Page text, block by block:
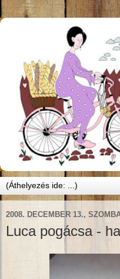
2008. DECEMBER 13.,
Luca pogácsa -